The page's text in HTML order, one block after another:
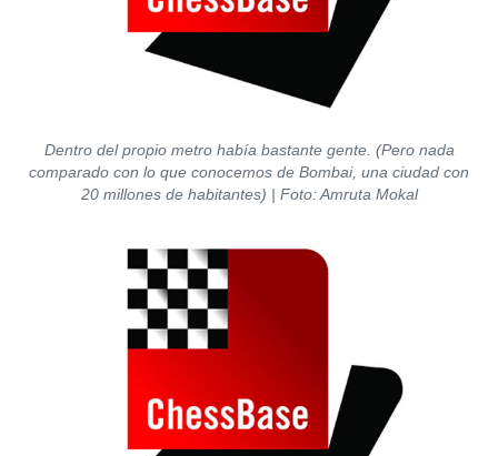
Dentro del propio metro había bastante gente. (Pero nada
comparado con lo que conocemos de Bombai, una ciudad con
20 millones de habitantes) | Foto: Amruta Mokal